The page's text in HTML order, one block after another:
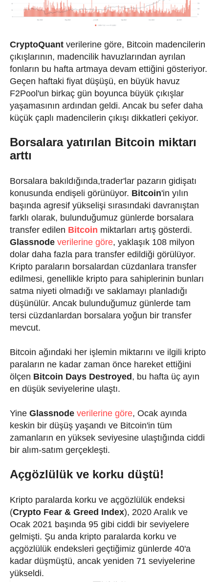
CryptoQuant verilerine göre, Bitcoin madencilerin
çıkışlarının, madencilik havuzlarından ayrılan
fonların bu hafta artmaya devam ettiğini gösteriyor.
Geçen haftaki fiyat düşüşü, en büyük havuz
F2Pool'un birkaç gün boyunca büyük çıkışlar
yaşamasının ardından geldi. Ancak bu sefer daha
küçük çaplı madencilerin çıkışı dikkatleri çekiyor.
Borsalara yatırılan Bitcoin miktarı
arttı
Borsalara bakıldığında,trader'lar pazarın gidişatı
konusunda endişeli görünüyor. Bitcoin'in yılın
başında agresif yükselişi sırasındaki davranıştan
farklı olarak, bulunduğumuz günlerde borsalara
transfer edilen Bitcoin miktarları artış gösterdi.
Glassnode verilerine göre, yaklaşık 108 milyon
dolar daha fazla para transfer edildiği görülüyor.
Kripto paraların borsalardan cüzdanlara transfer
edilmesi, genellikle kripto para sahiplerinin bunları
satma niyeti olmadığı ve saklamayı planladığı
düşünülür. Ancak bulunduğumuz günlerde tam
tersi cüzdanlardan borsalara yoğun bir transfer
mevcut.
Bitcoin ağındaki her işlemin miktarını ve ilgili kripto
paraların ne kadar zaman önce hareket ettiğini
ölçen Bitcoin Days Destroyed, bu hafta üç ayın
en düşük seviyelerine ulaştı.
Yine Glassnode verilerine göre, Ocak ayında
keskin bir düşüş yaşandı ve Bitcoin'in tüm
zamanların en yüksek seviyesine ulaştığında ciddi
bir alım-satım gerçekleşti.
Açgözlülük ve korku düştü!
Kripto paralarda korku ve açgözlülük endeksi
(Crypto Fear & Greed Index), 2020 Aralık ve
Ocak 2021 başında 95 gibi ciddi bir seviyelere
gelmişti. Şu anda kripto paralarda korku ve
açgözlülük endeksleri geçtiğimiz günlerde 40'a
kadar düşmüştü, ancak yeniden 71 seviyelerine
yükseldi.